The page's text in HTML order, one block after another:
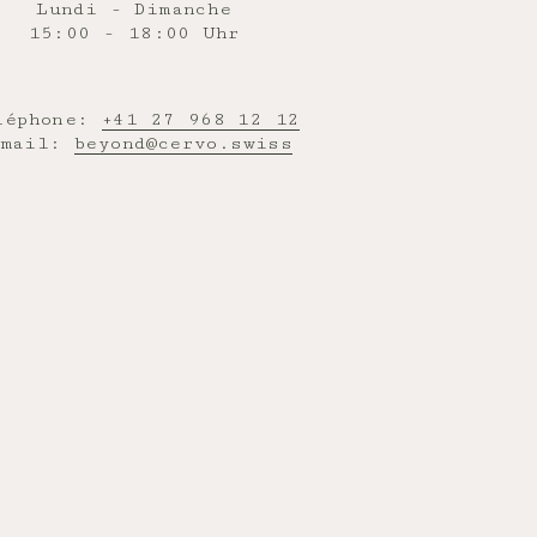
Lundi - Dimanche
15:00 - 18:00 Uhr
+41 27 968 12 12
mail: beyond@cervo.swiss